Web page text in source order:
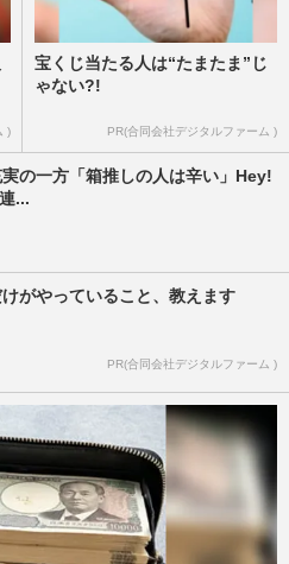
)
宝くじ当たる人は“たまたま”じ
ゃない?!
PR(合同会社デジタルファーム )
の一方「箱推しの人は辛い」Hey!
...
がやっていること、教えます
PR(合同会社デジタルファーム )